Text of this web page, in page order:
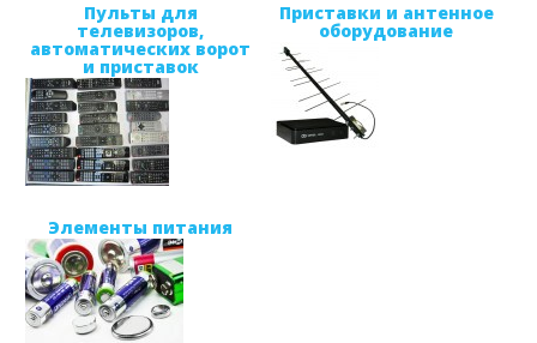
Пульты для
телевизоров,
автоматических ворот
и приставок
Приставки и антенное
оборудование
Элементы питания